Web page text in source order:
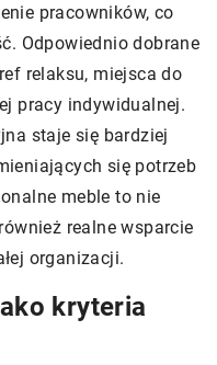
pracowników, co
Odpowiednio dobrane
relaksu, miejsca do
pracy indywidualnej.
staje się bardziej
się potrzeb
meble to nie
realne wsparcie
organizacji.
kryteria